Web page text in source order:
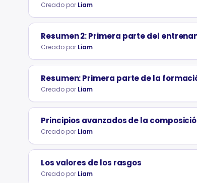
Creado por Liam
Resumen 2: Primera parte del
Creado por Liam
Resumen: Primera parte de la
Creado por Liam
Principios avanzados de la
Creado por Liam
Los valores de los rasgos
Creado por Liam